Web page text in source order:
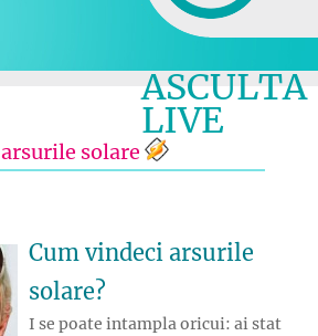
ASCULTA
LIVE
arsurile solare
Cum vindeci arsurile
solare?
I se poate intampla oricui: ai stat